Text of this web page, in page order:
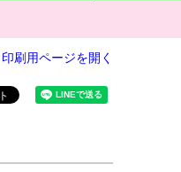
印刷用ページを開く